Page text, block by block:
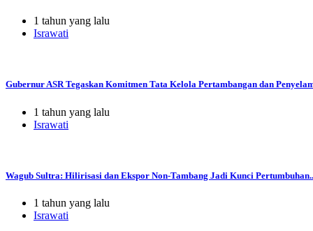
1 tahun yang lalu
Israwati
Gubernur ASR Tegaskan Komitmen Tata Kelola Pertambangan dan
1 tahun yang lalu
Israwati
Wagub Sultra: Hilirisasi dan Ekspor Non-Tambang Jadi Kunci
1 tahun yang lalu
Israwati